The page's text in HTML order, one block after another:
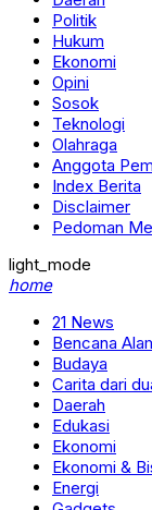
Politik
Hukum
Ekonomi
Opini
Sosok
Teknologi
Olahraga
Anggota
Index Berita
Disclaimer
Pedoman
light_mode
home
21 News
Bencana
Budaya
Carita dari
Daerah
Edukasi
Ekonomi
Ekonomi &
Energi